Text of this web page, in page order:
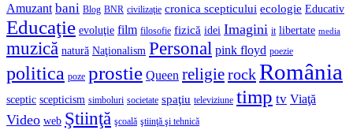
Amuzant bani Blog BNR civilizaţie cronica scepticului ecologie Educativ
Educaţie evoluţie film filosofie fizică idei Imagini it libertate media
muzică natură Naţionalism Personal pink floyd poezie
politica poze prostie Queen religierockRomânia
sceptic scepticism simboluri societate spaţiu televiziune timp tv Viaţă
Video web Ştiinţă şcoală ştiinţă şi tehnică